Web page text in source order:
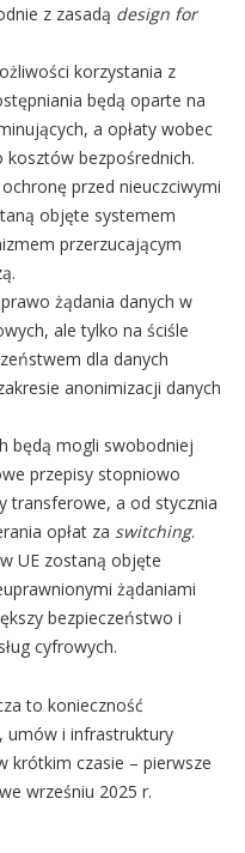
z zasadą design for
korzystania z
będą oparte na
a opłaty wobec
bezpośrednich.
przed nieuczciwymi
objęte systemem
przerzucającym
żądania danych w
ale tylko na ściśle
dla danych
anonimizacji danych
będą mogli swobodniej
przepisy stopniowo
transferowe, a od stycznia
opłat za switching.
UE zostaną objęte
żądaniami
bezpieczeństwo i
cyfrowych.
to konieczność
umów i infrastruktury
krótkim czasie – pierwsze
wrześniu 2025 r.